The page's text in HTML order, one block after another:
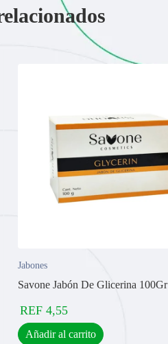
Jabones
Savone Jabón De Glicerina 100Gr
REF 4,55
Añadir al carrito